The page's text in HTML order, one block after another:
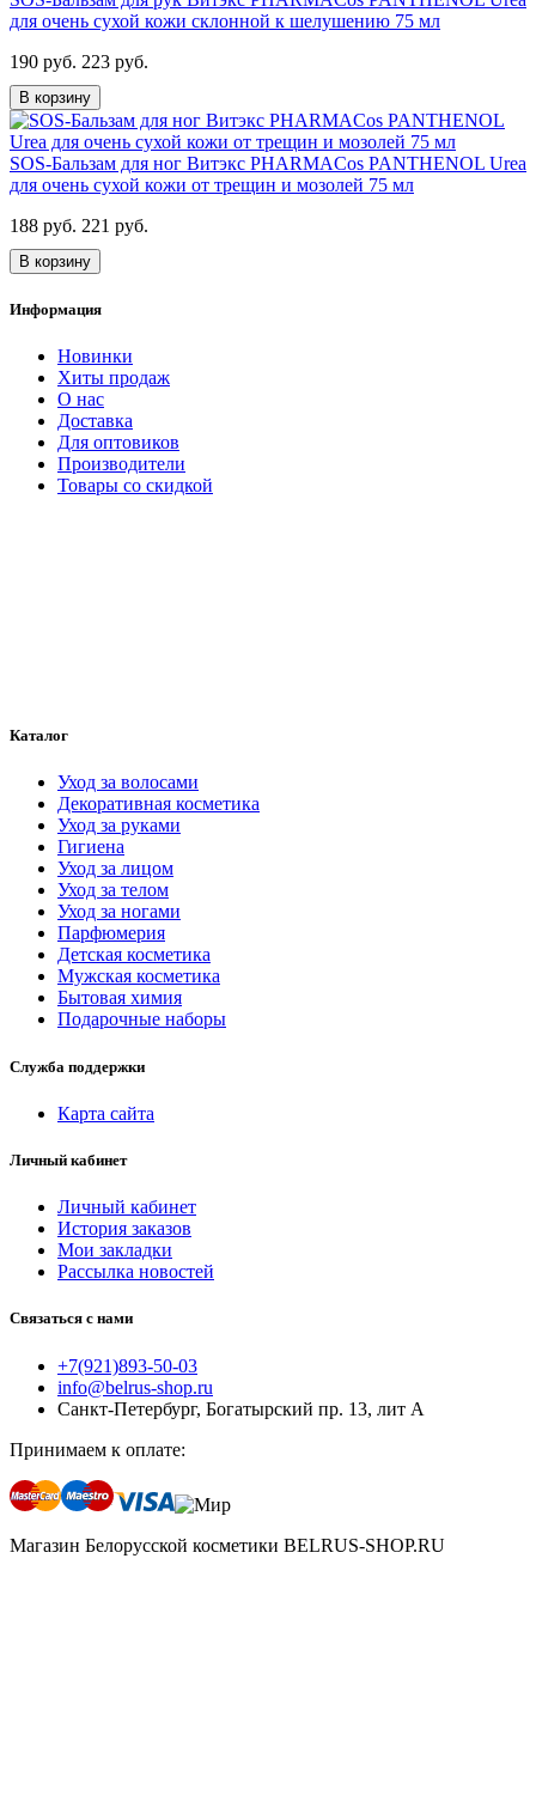
для очень сухой кожи склонной к шелушению 75 мл
190 руб. 223 руб.
В корзину
SOS-Бальзам для ног Витэкс PHARMACos PANTHENOL Urea
для очень сухой кожи от трещин и мозолей 75 мл
188 руб. 221 руб.
В корзину
Информация
Новинки
Хиты продаж
О нас
Доставка
Для оптовиков
Производители
Товары со скидкой
Уход за телом
Уход за ногами
Парфюмерия
Детская косметика
Мужская косметика
Бытовая химия
Подарочные наборы
Служба поддержки
Карта сайта
История заказов
Мои закладки
Рассылка новостей
Связаться с нами
+7(921)893-50-03
info@belrus-shop.ru
Принимаем к оплате:
Магазин Белорусской косметики BELRUS-SHOP.RU